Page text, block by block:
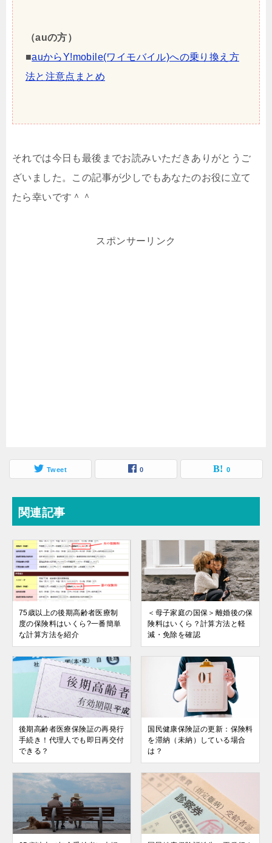
（auの方）
■auからY!mobile(ワイモバイル)への乗り換え方
法と注意点まとめ
それでは今日も最後までお読みいただきありがとうご
ざいました。この記事が少しでもあなたのお役に立て
たら幸いです＾＾
スポンサーリンク
Tweet 0 0
関連記事
75歳以上の後期高齢者医療制
度の保険料はいくら?一番簡単
な計算方法を紹介
＜母子家庭の国保＞離婚後の保
険料はいくら？計算方法と軽
減・免除を確認
後期高齢者医療保険証の再発行
手続き！代理人でも即日再交付
できる？
国民健康保険証の更新：保険料
を滞納（未納）している場合
は？